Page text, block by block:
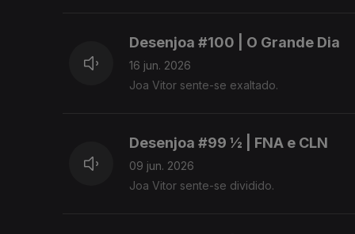
Desenjoa #100 | O Grande Dia
16 jun. 2026
Joa Vitor sente-se exaltado.
Desenjoa #99 ½ | FNA e CLN
09 jun. 2026
Joa Vitor sente-se dividido.